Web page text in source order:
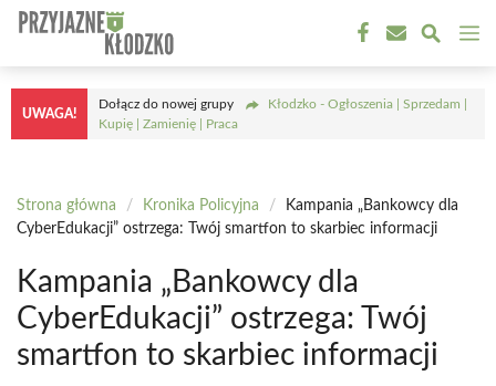
Przejdź
treści
UWAGA!
Dołącz do nowej grupy
Kłodzko - Ogłoszenia | Sprzedam |
Kupię | Zamienię | Praca
Strona główna / Kronika Policyjna /
Kampania „Bankowcy dla
CyberEdukacji” ostrzega: Twój smartfon to skarbiec informacji
Kampania „Bankowcy dla
CyberEdukacji” ostrzega: Twój
smartfon to skarbiec informacji